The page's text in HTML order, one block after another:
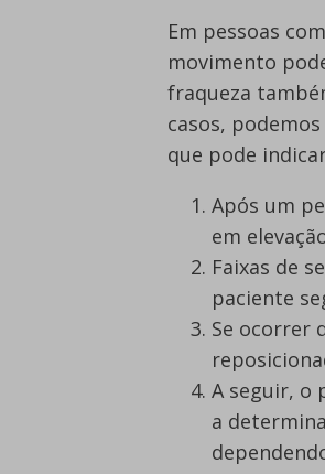
Em pessoas
movimento
fraqueza
casos,
que pode
Após um
em
Faixas de
paciente
Se ocorrer
A seguir, o
a